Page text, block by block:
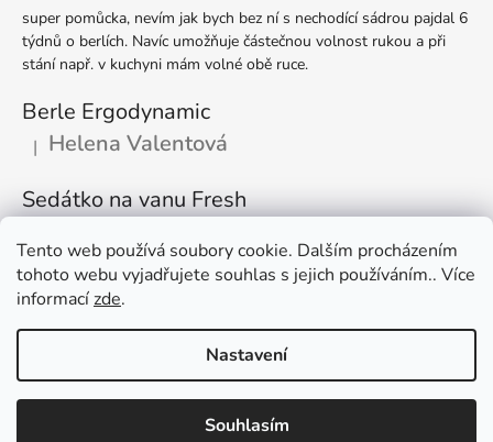
Tento web používá soubory cookie. Dalším procházením
tohoto webu vyjadřujete souhlas s jejich používáním.. Více
informacízde.
Nastavení
Souhlasím
super pomůcka, nevím jak bych bez ní s nechodící sádrou pajdal 6
týdnů o berlích. Navíc umožňuje částečnou volnost rukou a při
stání např. v kuchyni mám volné obě ruce.
Berle Ergodynamic
Hodnocení produktu je 5 z 5 hvězdiček.
| Helena Valentová
Sedátko na vanu Fresh
Hodnocení produktu je 5 z 5 hvězdiček.
Kvalitní výrobek, výborná pomůcka pro částečně imobilního
člověka
Vytvořil Shoptet
Hendik.cz - Kompenzační pomůcky